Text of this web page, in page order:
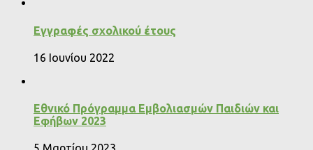
Εγγραφές σχολικού έτους
16 Ιουνίου 2022
Εθνικό Πρόγραμμα Εμβολιασμών Παιδιών και
Εφήβων 2023